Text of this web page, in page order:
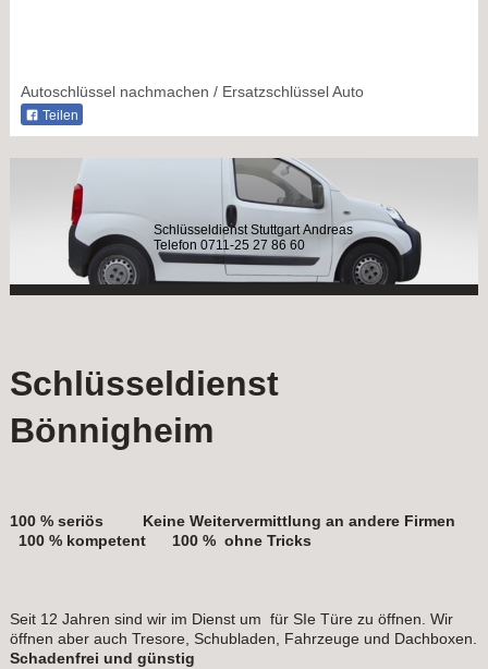
Autoschlüssel nachmachen / Ersatzschlüssel Auto
Teilen
Schlüsseldienst Stuttgart Andreas
Telefon 0711-25 27 86 60
Schlüsseldienst
Bönnigheim
100 % seriös Keine Weitervermittlung an andere Firmen
100 % kompetent 100 % ohne Tricks
Seit 12 Jahren sind wir im Dienst um für SIe Türe zu öffnen. Wir
öffnen aber auch Tresore, Schubladen, Fahrzeuge und Dachboxen.
Schadenfrei und günstig